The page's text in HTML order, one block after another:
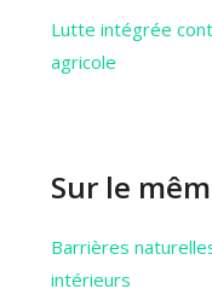
Lutte intégrée
agricole
Sur le
Barrières
intérieurs